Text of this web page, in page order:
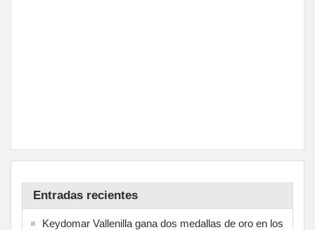
Entradas recientes
Keydomar Vallenilla gana dos medallas de oro en los